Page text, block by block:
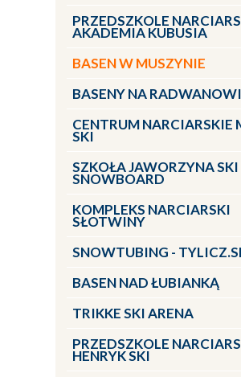
PRZEDSZKOLE
AKADEMIA KUBUSIA
BASEN W MUSZYNIE
BASENY NA
CENTRUM NARCIARSKIE
SKI
SZKOŁA JAWORZYNA SKI
SNOWBOARD
KOMPLEKS NARCIARSKI
SŁOTWINY
SNOWTUBING -
BASEN NAD ŁUBIANKĄ
TRIKKE SKI ARENA
PRZEDSZKOLE
HENRYK SKI